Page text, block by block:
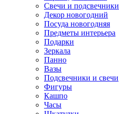
Свечи и подсвечники
Декор новогодний
Посуда новогодняя
Предметы интерьера
Подарки
Зеркала
Панно
Вазы
Подсвечники и свечи
Фигуры
Кашпо
Часы